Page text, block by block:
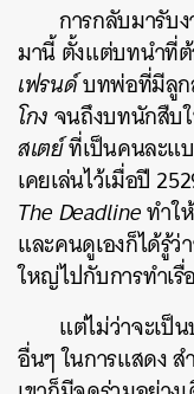
การกลับมารับ
มานี้ ตั้งแต่บทนำที่ต้
เฟรนด์บทพ่อที่มีลูก
โกงจนถึงบทนักสืบ
สเตย์ที่เป็นคนละแ
เคยเล่นไว้เมื่อปี
The Deadlineทำใ
และคนดูเองก็ได้รู้ว่
ใหญ่ไปกับการทำเ
แต่ไม่ว่าจะเป็
อื่นๆ ในการแสดง